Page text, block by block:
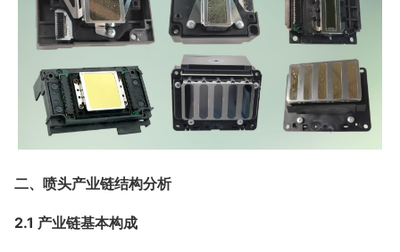
二、喷头产业链结构分析
2.1 产业链基本构成